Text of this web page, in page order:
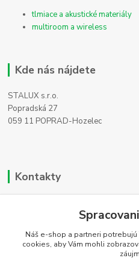
tlmiace a akustické materiály
multiroom a wireless
Kde nás nájdete
STALUX s.r.o.
Popradská 27
059 11 POPRAD-Hozelec
Kontakty
+421 911 990 200
info@homehifi.sk
Náš e-shop a partneri potrebujú
cookies, aby Vám mohli